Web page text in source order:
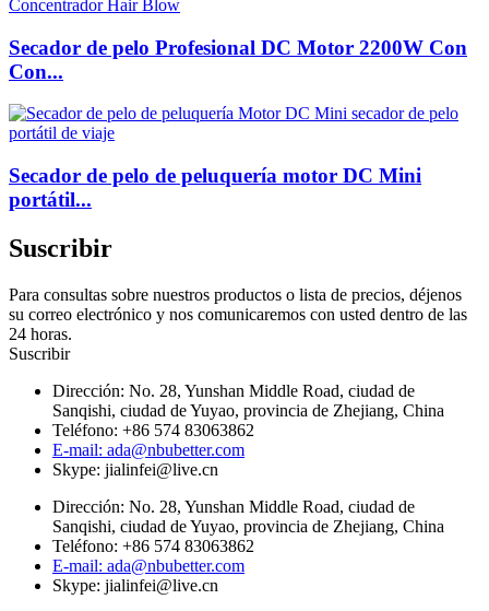
Secador de pelo Profesional DC Motor 2200W Con
Con...
Secador de pelo de peluquería motor DC Mini
portátil...
Suscribir
Para consultas sobre nuestros productos o lista de precios, déjenos
su correo electrónico y nos comunicaremos con usted dentro de las
24 horas.
Suscribir
Dirección: No. 28, Yunshan Middle Road, ciudad de
Sanqishi, ciudad de Yuyao, provincia de Zhejiang, China
Teléfono: +86 574 83063862
E-mail: ada@nbubetter.com
Skype: jialinfei@live.cn
Dirección: No. 28, Yunshan Middle Road, ciudad de
Sanqishi, ciudad de Yuyao, provincia de Zhejiang, China
Teléfono: +86 574 83063862
E-mail: ada@nbubetter.com
Skype: jialinfei@live.cn